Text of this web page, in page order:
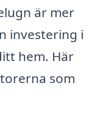
är mer
investering i
hem. Här
som